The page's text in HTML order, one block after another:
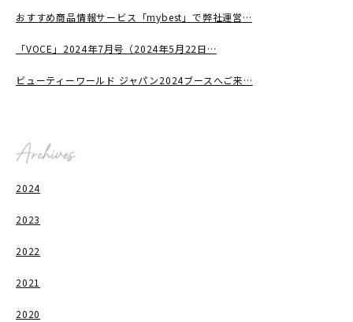
おすすめ商品情報サービス「mybest」で弊社運営…
「VOCE」2024年7月号（2024年5月22日…
ビューティーワールド ジャパン2024ブースへご来…
2024
2023
2022
2021
2020